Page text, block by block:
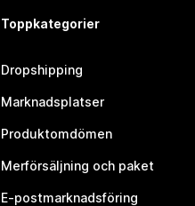
Toppkategorier
Dropshipping
Marknadsplatser
Produktomdömen
Merförsäljning och paket
E-postmarknadsföring